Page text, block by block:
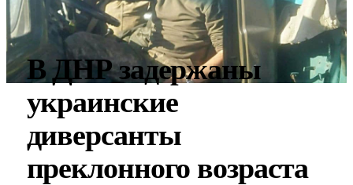
В ДНР задержаны
украинские
диверсанты
преклонного возраста